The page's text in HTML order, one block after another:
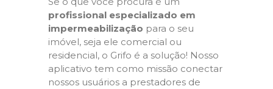
profissional especializado em
impermeabilização para o seu
imóvel, seja ele comercial ou
residencial, o Grifo é a solução! Nosso
aplicativo tem como missão conectar
nossos usuários a prestadores de